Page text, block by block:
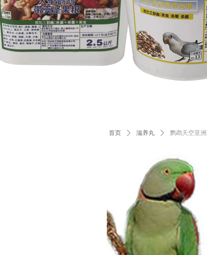
首页 ꄲ 滋养丸 ꄲ 鹦鹉天空亚